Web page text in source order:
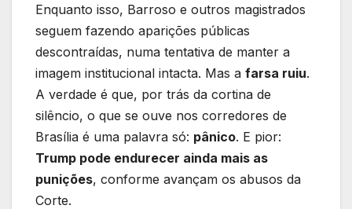
Enquanto isso, Barroso e outros magistrados
seguem fazendo aparições públicas
descontraídas, numa tentativa de manter a
imagem institucional intacta. Mas a farsa ruiu.
A verdade é que, por trás da cortina de
silêncio, o que se ouve nos corredores de
Brasília é uma palavra só: pânico. E pior:
Trump pode endurecer ainda mais as
punições, conforme avançam os abusos da
Corte.